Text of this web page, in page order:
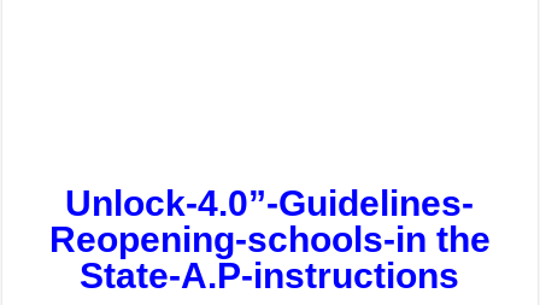
Unlock-4.0”-Guidelines-
Reopening-schools-in the
State-A.P-instructions